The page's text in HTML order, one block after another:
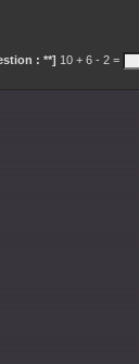
: **] 10 + 6 - 2 =